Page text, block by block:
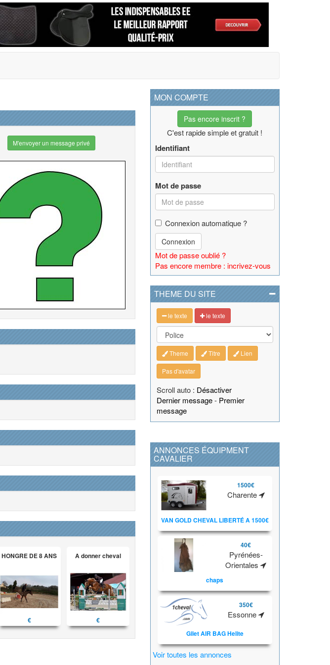
M'envoyer un message privé
HONGRE DE 8 ANS
€
A donner cheval
€
MON COMPTE
Pas encore inscrit ?
C'est rapide simple et gratuit !
Identifiant
Mot de passe
Connexion automatique ?
Connexion
Mot de passe oublié ?
Pas encore membre : incrivez-vous
THEME DU SITE
le texte le texte
Theme Titre Lien
Pas d'avatar
Scroll auto : Désactiver
Dernier message- Premier
message
ANNONCES ÉQUIPMENT
CAVALIER
1500€
Charente
VAN GOLD CHEVAL LIBERTÉ A 1500€
40€
Pyrénées-
Orientales
chaps
350€
Essonne
Gilet AIR BAG Helite
Voir toutes les annonces